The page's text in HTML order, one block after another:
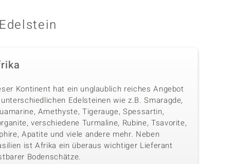
Kontinent hat ein unglaublich reiches Angebot
Edelsteinen wie z.B. Smaragde,
Amethyste, Tigerauge, Spessartin,
verschiedene Turmaline, Rubine, Tsavorite,
Apatite und viele andere mehr. Neben
ist Afrika ein überaus wichtiger Lieferant
Bodenschätze.